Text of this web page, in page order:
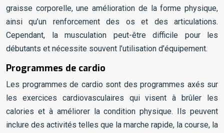
graisse corporelle, une amélioration de la forme physique,
ainsi qu’un renforcement des os et des articulations.
Cependant, la musculation peut-être difficile pour les
débutants et nécessite souvent l’utilisation d’équipement.
Programmes de cardio
Les programmes de cardio sont des programmes axés sur
les exercices cardiovasculaires qui visent à brûler les
calories et à améliorer la condition physique. Ils peuvent
inclure des activités telles que la marche rapide, la course, la